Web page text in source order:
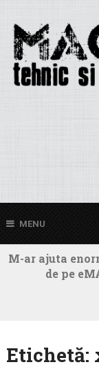
MENU
M-ar ajuta
de pe
Etichetă: